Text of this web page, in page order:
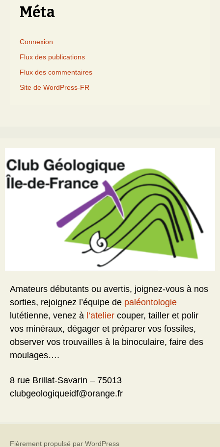
Méta
Connexion
Flux des publications
Flux des commentaires
Site de WordPress-FR
Amateurs débutants ou avertis, joignez-vous à nos
sorties, rejoignez l’équipe de paléontologie
lutétienne, venez à l’atelier couper, tailler et polir
vos minéraux, dégager et préparer vos fossiles,
observer vos trouvailles à la binoculaire, faire des
moulages….
8 rue Brillat-Savarin – 75013
clubgeologiqueidf@orange.fr
Fièrement propulsé par WordPress